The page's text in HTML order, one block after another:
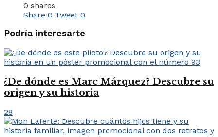
0 shares
Share 0 Tweet 0
Podría interesarte
¿De dónde es Marc Márquez? Descubre su
origen y su historia
28